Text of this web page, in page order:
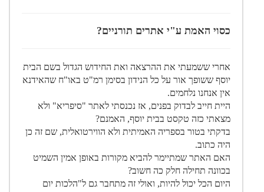
כסוי האמת ע"י אתרים תורניים?
אחרי ששמעתי את ההרצאה ואת החידוש הגדול בשם הבית
יוסף ששופך אור על כל הנידון בסימן רמ"ט באו"ח שהאידנא
אין אנחנו נלחמים.
היית חייב לבדוק בפנים, אז נכנסתי לאתר "סיפריא" ולא
מצאתי כזה טקסט בבית יוסף, האמנם?
בדקתי בטור בספריה האמיתית ולא הווירטואלית, שם זה כן
היה כתוב.
האם האתר שמתיימר להביא מקורות באופן אמין השמיט
בכוונה תחילה חלק כה חשוב?
היום הכל יכול להיות, ואולי זה מתחבר גם ל"הלכות יום